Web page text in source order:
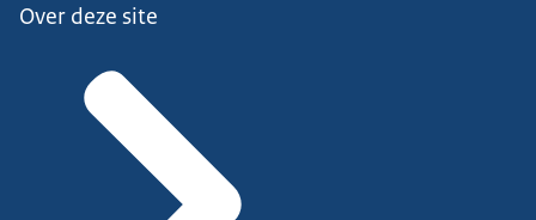
Over deze site